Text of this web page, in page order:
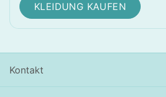
KLEIDUNG KAUFEN
Kontakt